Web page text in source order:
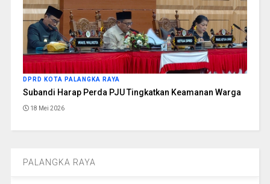
DPRD KOTA PALANGKA RAYA
Subandi Harap Perda PJU Tingkatkan Keamanan Warga
18 Mei 2026
PALANGKA RAYA